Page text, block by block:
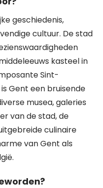
geschiedenis,
cultuur. De stad
kasteel in
Sint-
Gent een bruisende
musea, galeries
van de stad, de
culinaire
van Gent als